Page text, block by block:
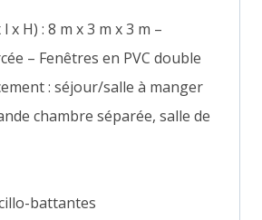
x H) : 8 m x 3 m x 3 m –
– Fenêtres en PVC double
: séjour/salle à manger
chambre séparée, salle de
battantes